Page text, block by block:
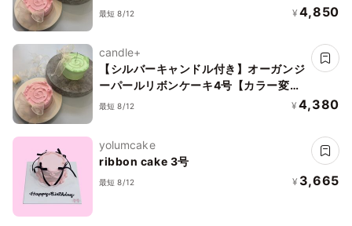
可】
最短 8/12 ¥ 4,850
candle+
【シルバーキャンドル付き】オーガンジ
ーパールリボンケーキ4号【カラー変更
可】
最短 8/12 ¥ 4,380
yolumcake
ribbon cake 3号
最短 8/12 ¥ 3,665